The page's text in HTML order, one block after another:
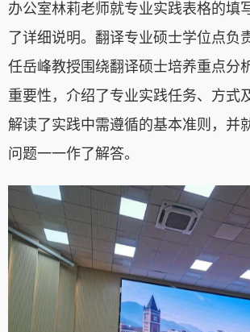
办公室林莉老师就专业实践表格的填
了详细说明。 翻译专业硕士学位点负
任岳峰教授 围绕翻译硕士培养重点分
重要性， 介绍了专业实践任务、方式
解读了实践中需遵循的基本准则 ， 并
问题一一作了解答。